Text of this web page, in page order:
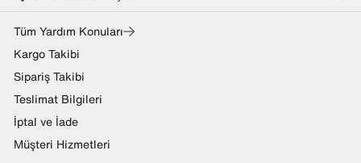
Tüm Yardım Konuları
Kargo Takibi
Sipariş Takibi
Teslimat Bilgileri
İptal ve İade
Müşteri Hizmetleri